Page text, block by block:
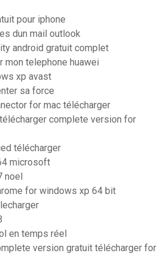
pour iphone
dun mail outlook
android gratuit complet
mon telephone huawei
xp avast
sa force
for mac télécharger
complete version for
télécharger
microsoft
noel
for windows xp 64 bit
en temps réel
version gratuit télécharger for